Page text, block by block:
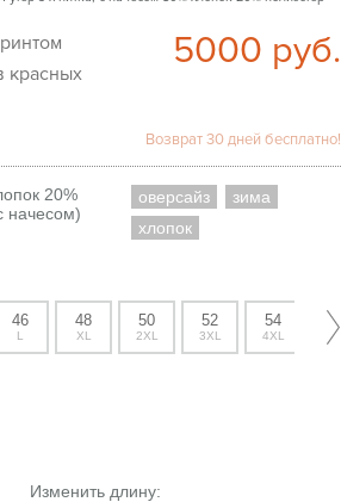
красных
5000 руб.
Возврат 30 дней бесплатно!
20%
начесом)
оверсайз
зима
хлопок
46
L
48
XL
50
2XL
52
3XL
54
4XL
Изменить длину: